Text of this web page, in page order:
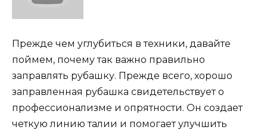
Прежде чем углубиться в техники, давайте
поймем, почему так важно правильно
заправлять рубашку. Прежде всего, хорошо
заправленная рубашка свидетельствует о
профессионализме и опрятности. Он создает
четкую линию талии и помогает улучшить